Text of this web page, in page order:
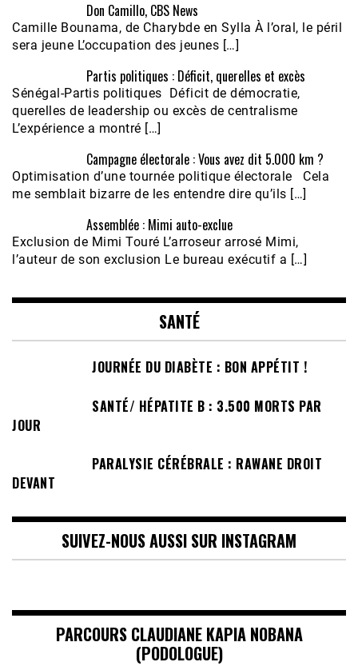
Don Camillo, CBS News
Camille Bounama, de Charybde en Sylla À l’oral, le péril
sera jeune L’occupation des jeunes […]
Partis politiques : Déficit, querelles et excès
Sénégal-Partis politiques Déficit de démocratie,
querelles de leadership ou excès de centralisme
L’expérience a montré […]
Campagne électorale : Vous avez dit 5.000 km ?
Optimisation d’une tournée politique électorale Cela
me semblait bizarre de les entendre dire qu’ils […]
Assemblée : Mimi auto-exclue
Exclusion de Mimi Touré L’arroseur arrosé Mimi,
l’auteur de son exclusion Le bureau exécutif a […]
SANTÉ
JOURNÉE DU DIABÈTE : BON APPÉTIT !
SANTÉ/ HÉPATITE B : 3.500 MORTS PAR
JOUR
PARALYSIE CÉRÉBRALE : RAWANE DROIT
DEVANT
SUIVEZ-NOUS AUSSI SUR INSTAGRAM
PARCOURS CLAUDIANE KAPIA NOBANA
(PODOLOGUE)